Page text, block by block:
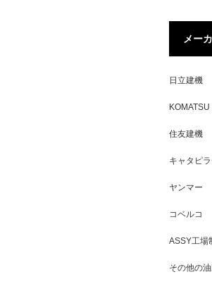
メー
日立建機
KOMATSU
住友建機
キャタピ
ヤンマー
コベルコ
ASSY工場
その他の